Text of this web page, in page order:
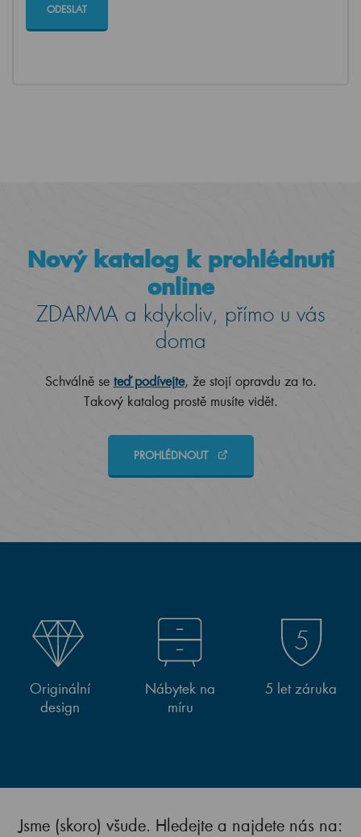
Nový katalog k prohlédnutí
online
ZDARMA a kdykoliv, přímo u vás
doma
Schválně se teď podívejte, že stojí opravdu za to.
Takový katalog prostě musíte vidět.
PROHLÉDNOUT
Originální
design
Nábytek na
míru
5 let záruka
Jsme (skoro) všude. Hledejte a najdete nás na: